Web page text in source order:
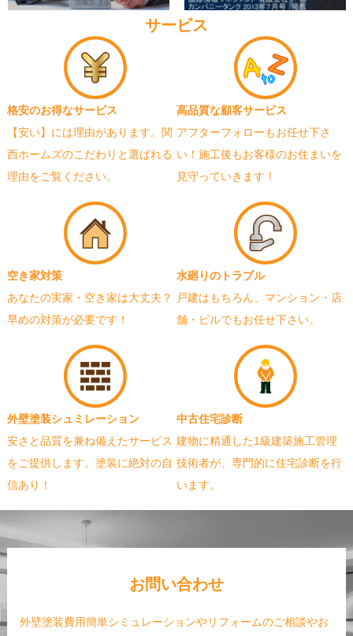
サービス
格安のお得なサービス
【安い】には理由があります。関
西ホームズのこだわりと選ばれる
理由をご覧ください。
高品質な顧客サービス
アフターフォローもお任せ下さ
い！施工後もお客様のお住まいを
見守っていきます！
空き家対策
あなたの実家・空き家は大丈夫？
早めの対策が必要です！
水廻りのトラブル
戸建はもちろん、マンション・店
舗・ビルでもお任せ下さい。
外壁塗装シュミレーション
安さと品質を兼ね備えたサービス
をご提供します。塗装に絶対の自
信あり！
中古住宅診断
建物に精通した1級建築施工管理
技術者が、専門的に住宅診断を行
います。
お問い合わせ
外壁塗装費用簡単シミュレーションやリフォームのご相談やお